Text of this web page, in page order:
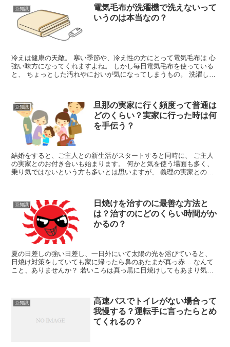
豆知識
電気毛布が洗濯機で洗えないって
いうのは本当なの？
冷えは健康の天敵。 寒い季節や、冷え性の方にとって電気毛布は 心
強い味方になってくれますよね。 しかし毎日電気毛布を使っている
と、 ちょっとした汚れやにおいが気になってしまうもの。 洗濯して
豆知識
旦那の実家に行く頻度って普通は
どのくらい？実家に行った時は何
を手伝う？
結婚をすると、ご主人との新生活がスタートすると同時に、 ご主人
の実家とのお付き合いも始まります。 何かと気を使う場面も多く、
乗り気ではないという方も多いとは思いますが、 義理の実家とのお
豆知識
日焼けを治すのに最善な方法と
は？治すのにどのくらい時間がか
かるの？
夏の日差しの強い日差し、一日外にいて太陽の光を浴びていると、
日焼け対策をしていても家に帰ったら鼻のあたまが真っ赤… なんて
こと、ありませんか？ 若いころは真っ黒に日焼けしてもあまり気に
豆知識
高速バスでトイレがない場合って
我慢する？運転手に言ったらとめ
てくれるの？